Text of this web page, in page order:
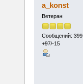
a_konst
Ветеран
Сообщений: 399
+97/-15